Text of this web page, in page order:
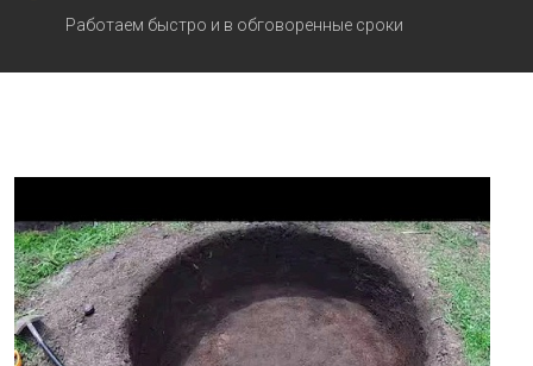
Работаем быстро и в обговоренные сроки